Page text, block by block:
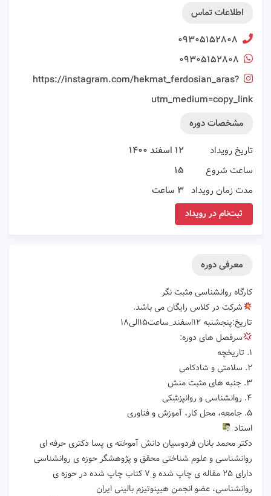
اطلاعات تماس
۰۹۳۰۵۱۵۲۸۰۸
۰۹۳۰۵۱۵۲۸۰۸
https://instagram.com/hekmat_ferdosian_aras?
utm_medium=copy_link
مشخصات دوره
تاریخ رویداد
۱۲ اسفند ۱۴۰۰
ساعت شروع
۱۵
مدت زمان رویداد ۳ ساعت
ثبت‌نام در رویداد
معرفی دوره
کارگاه روانشناسی مثبت نگر
شرکت در کلاس رایگان می باشد.
تاریخ:پنجشنبه ۱۲اسفند_ساعت۱۵الی۱۸
سرفصل های دوره:
۱. تاریخچه
۲. سلامتی و شادکامی
۳. جنبه های مثبت منش
۴. روانشناسی و روانپزشکی
۵. جامعه، محل کار، آموزش و فناوری
استاد
دکتر محمد بانان فردوسیان دانش آموخته ی پسا دکتری حرفه ای
روانشناسی و علوم شناختی محقق و پژوهشگر حوزه ی روانشناسی
دارای ۲۵ مقاله ی چاپ شده و ۷ کتاب چاپ شده در حوزه ی
روانشناسی، عضو انجمن هیپنوتیزم بالینی ایران